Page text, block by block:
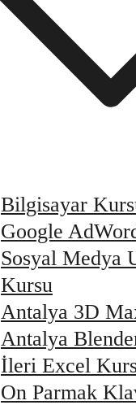
Bilgisayar
Google
Sosyal Medya
Kursu
Antalya 3D
Antalya
İleri Excel
On Parmak